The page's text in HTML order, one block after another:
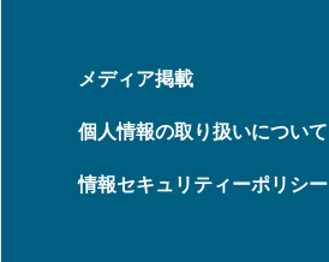
メディア掲載
個人情報の取り扱いについて
情報セキュリティーポリシー